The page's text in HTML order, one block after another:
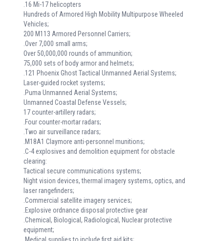
.16 Mi-17 helicopters
Hundreds of Armored High Mobility Multipurpose Wheeled
Vehicles;
200 M113 Armored Personnel Carriers;
.Over 7,000 small arms;
Over 50,000,000 rounds of ammunition;
75,000 sets of body armor and helmets;
.121 Phoenix Ghost Tactical Unmanned Aerial Systems;
Laser-guided rocket systems;
.Puma Unmanned Aerial Systems;
Unmanned Coastal Defense Vessels;
17 counter-artillery radars;
.Four counter-mortar radars;
.Two air surveillance radars;
.M18A1 Claymore anti-personnel munitions;
.C-4 explosives and demolition equipment for obstacle
clearing:
Tactical secure communications systems;
Night vision devices, thermal imagery systems, optics, and
laser rangefinders;
.Commercial satellite imagery services;
.Explosive ordnance disposal protective gear
.Chemical, Biological, Radiological, Nuclear protective
equipment;